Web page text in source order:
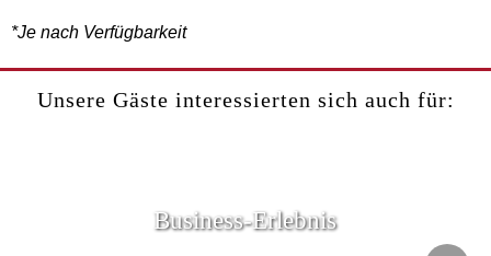
*Je nach Verfügbarkeit
Unsere Gäste interessierten sich auch für:
Business-Erlebnis